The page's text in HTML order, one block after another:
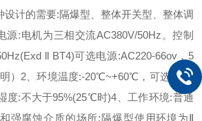
设计的需要:隔爆型、整体开关型、整体调
源:电机为三相交流AC380V/50Hz。控制
ll BT4)可选电源:AC220-66ov，5
） 2、环境温度:-20℃~+60℃，可选温度:
度:不大于95%(25℃时)4、工作环境:普通
强腐蚀介质的场所;隔爆型使用环境为Ⅱ